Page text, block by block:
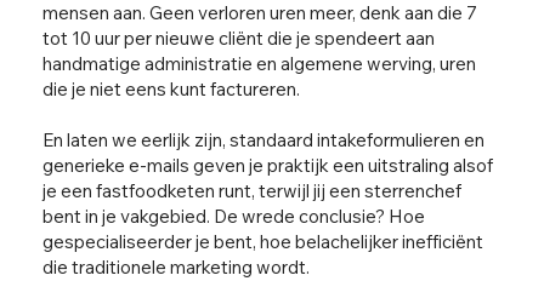
mensen aan. Geen verloren uren meer, denk aan die 7
tot 10 uur per nieuwe cliënt die je spendeert aan
handmatige administratie en algemene werving, uren
die je niet eens kunt factureren.
En laten we eerlijk zijn, standaard intakeformulieren en
generieke e-mails geven je praktijk een uitstraling alsof
je een fastfoodketen runt, terwijl jij een sterrenchef
bent in je vakgebied. De wrede conclusie? Hoe
gespecialiseerder je bent, hoe belachelijker inefficiënt
die traditionele marketing wordt.